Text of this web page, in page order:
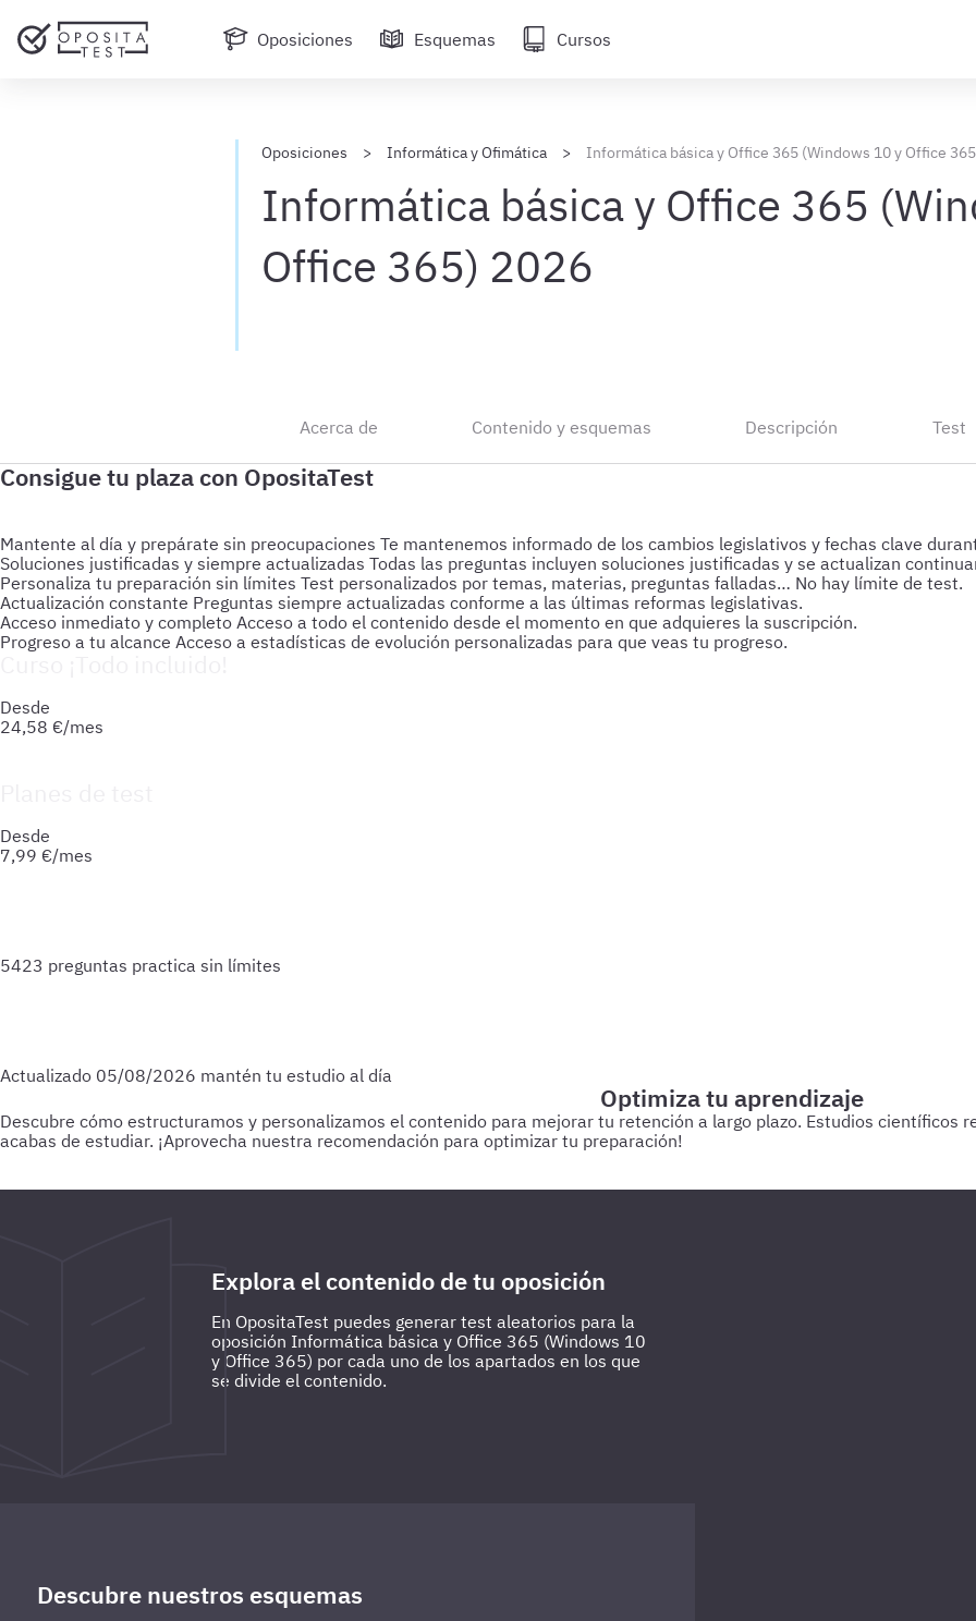
Oposiciones Esquemas Cursos
Oposiciones Informática y Ofimática Informática básica y Office 365 (Windows 10 y Office
Informática básica y Office 365
Office 365) 2026
Acerca de Contenido y esquemas Descripción Test
Mantente al día y prepárate sin preocupaciones Te mantenemos informado de los cambios legislativos y fechas clave
Soluciones justificadas y siempre actualizadas Todas las preguntas incluyen soluciones justificadas y se actualizan
Personaliza tu preparación sin límites Test personalizados por temas, materias, preguntas falladas… No hay límite de test.
Actualización constante Preguntas siempre actualizadas conforme a las últimas reformas legislativas.
Acceso inmediato y completo Acceso a todo el contenido desde el momento en que adquieres la suscripción.
Progreso a tu alcance Acceso a estadísticas de evolución personalizadas para que veas tu progreso.
Desde
24,58 €/mes
Desde
7,99 €/mes
5423 preguntas practica sin límites
Actualizado 05/08/2026 mantén tu estudio al día
Optimiza tu aprendizaje
Descubre cómo estructuramos y personalizamos el contenido para mejorar tu retención a largo plazo. Estudios científicos
acabas de estudiar. ¡Aprovecha nuestra recomendación para optimizar tu preparación!
Explora el contenido de tu oposición
En OpositaTest puedes generar test aleatorios para la
oposición Informática básica y Office 365 (Windows 10
y Office 365) por cada uno de los apartados en los que
se divide el contenido.
Descubre nuestros esquemas